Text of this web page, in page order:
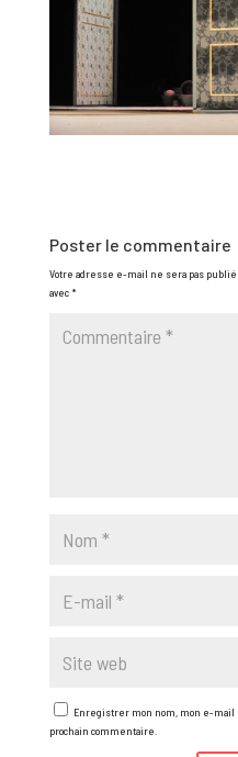
Poster le commentaire
Votre adresse e-mail ne sera pas
avec*
Enregistrer mon nom, mon e-mail
prochain commentaire.